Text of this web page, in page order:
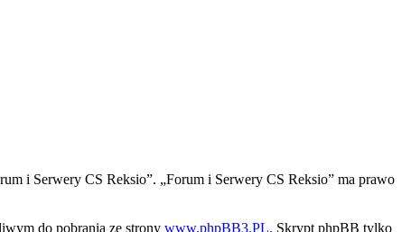
i Serwery CS Reksio”. „Forum i Serwery CS Reksio” ma prawo
do pobrania ze strony www.phpBB3.PL. Skrypt phpBB tylko